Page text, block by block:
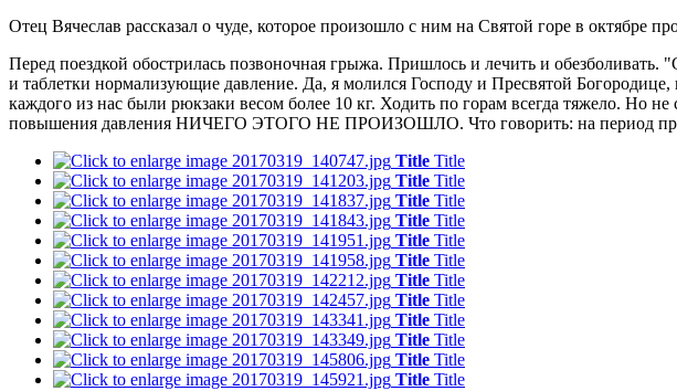
Отец Вячеслав рассказал о чуде, которое произошло с ним на Святой горе в октябре
Перед поездкой обострилась позвоночная грыжа. Пришлось и лечить и
и таблетки нормализующие давление. Да, я молился Господу и Пресвятой
каждого из нас были рюкзаки весом более 10 кг. Ходить по горам всегда тяжело. Но
повышения давления НИЧЕГО ЭТОГО НЕ ПРОИЗОШЛО. Что говорить: на период
Title Title
Title Title
Title Title
Title Title
Title Title
Title Title
Title Title
Title Title
Title Title
Title Title
Title Title
Title Title